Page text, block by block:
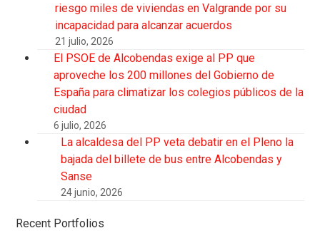
riesgo miles de viviendas en Valgrande por su
incapacidad para alcanzar acuerdos
21 julio, 2026
El PSOE de Alcobendas exige al PP que
aproveche los 200 millones del Gobierno de
España para climatizar los colegios públicos de la
ciudad
6 julio, 2026
La alcaldesa del PP veta debatir en el Pleno la
bajada del billete de bus entre Alcobendas y
Sanse
24 junio, 2026
Recent Portfolios